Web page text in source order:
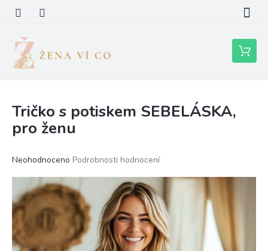
obsah
Nákupní
košík
Tričko s potiskem SEBELÁSKA,
pro ženu
Průměrné
produktu
je
0,0
z
5
hvězdiček.
Neohodnoceno Podrobnosti hodnocení